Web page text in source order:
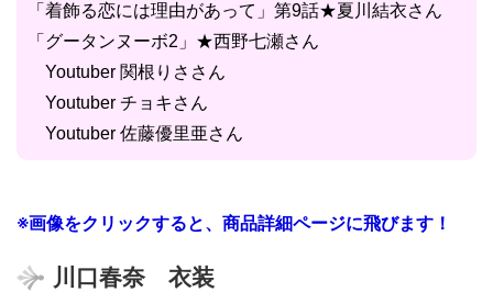
「着飾る恋には理由があって」第9話★夏川結衣さん
「グータンヌーボ2」★西野七瀬さん
Youtuber 関根りささん
Youtuber チョキさん
Youtuber 佐藤優里亜さん
※画像をクリックすると、商品詳細ページに飛びます！
川口春奈 衣装